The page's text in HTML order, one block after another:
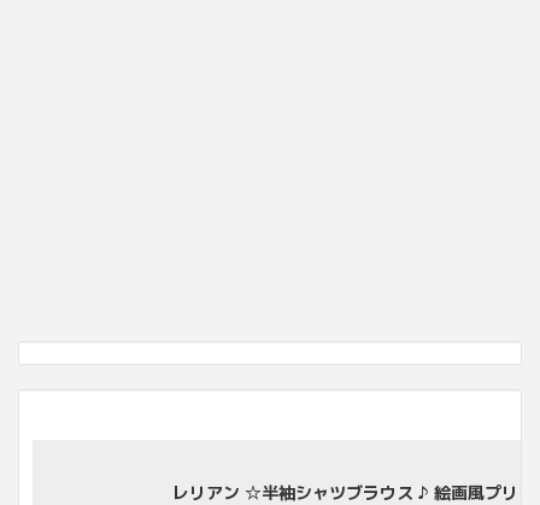
レリアン ☆半袖シャツブラウス ♪ 絵画風プリ